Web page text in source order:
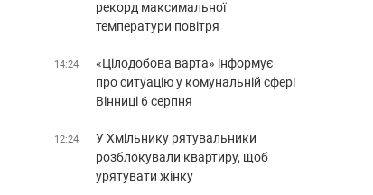
рекорд максимальної
температури повітря
14:24
«Цілодобова варта» інформує
про ситуацію у комунальній сфері
Вінниці 6 серпня
12:24
У Хмільнику рятувальники
розблокували квартиру, щоб
урятувати жінку